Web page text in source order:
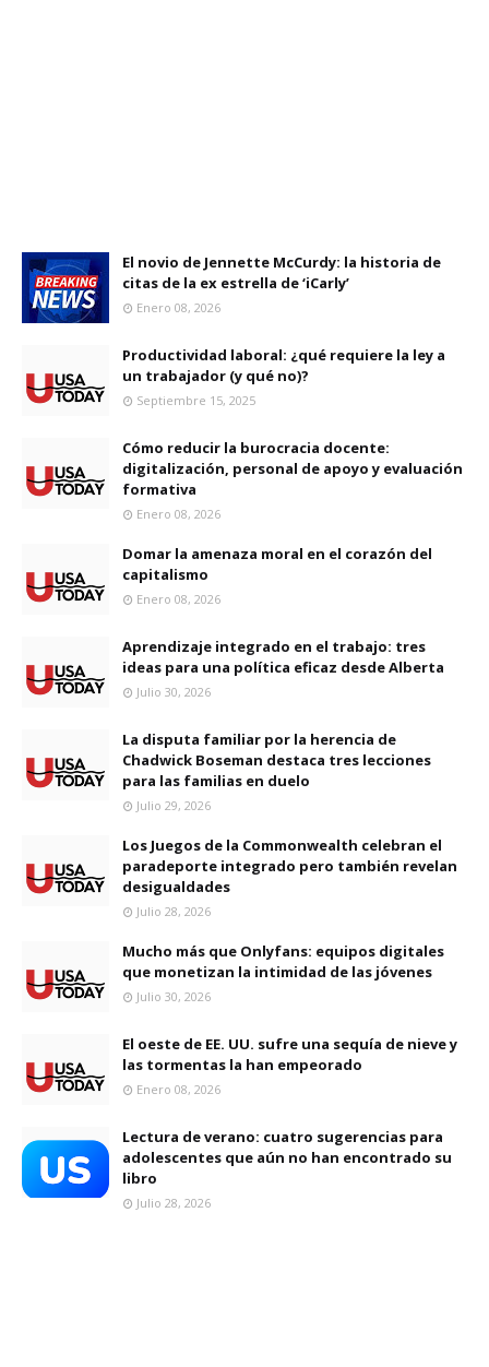
El novio de Jennette McCurdy: la historia de
citas de la ex estrella de ‘iCarly’
Enero 08, 2026
Productividad laboral: ¿qué requiere la ley a
un trabajador (y qué no)?
Septiembre 15, 2025
Cómo reducir la burocracia docente:
digitalización, personal de apoyo y evaluación
formativa
Enero 08, 2026
Domar la amenaza moral en el corazón del
capitalismo
Enero 08, 2026
Aprendizaje integrado en el trabajo: tres
ideas para una política eficaz desde Alberta
Julio 30, 2026
La disputa familiar por la herencia de
Chadwick Boseman destaca tres lecciones
para las familias en duelo
Julio 29, 2026
Los Juegos de la Commonwealth celebran el
paradeporte integrado pero también revelan
desigualdades
Julio 28, 2026
Mucho más que Onlyfans: equipos digitales
que monetizan la intimidad de las jóvenes
Julio 30, 2026
El oeste de EE. UU. sufre una sequía de nieve y
las tormentas la han empeorado
Enero 08, 2026
Lectura de verano: cuatro sugerencias para
adolescentes que aún no han encontrado su
libro
Julio 28, 2026